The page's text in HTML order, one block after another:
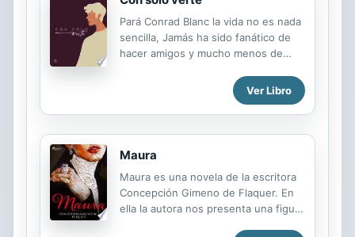
Aqua a la región Edén, hogar de los
Ángeles para encontrase con otro de
sus hermanos con el fin de
demostrarle que es el verdadero
Elegido de Diano, Leyendario. Tarea
que resultará complicada para él y
Pará Conrad Blanc la vida no es nada
sencilla, Jamás ha sido fanático de
hacer amigos y mucho menos de
sucederá cuando se entere que la
persona a la que ama no existe? O al
menos no está en el mismo sitio que
él. ¿Quién es la persona a la que
Conrad ama? ¿Tú?
Ver Libro
Maura
Maura es una novela de la escritora
Concepción Gimeno de Flaquer. En
ella la autora nos presenta una figura